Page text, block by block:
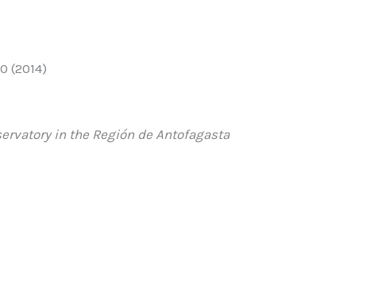
(2014)
in the Región de Antofagasta